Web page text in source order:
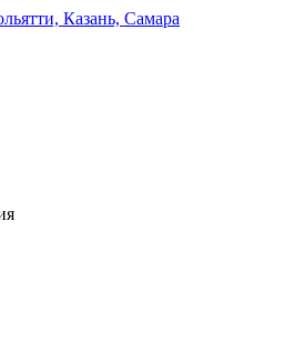
Казань, Самара